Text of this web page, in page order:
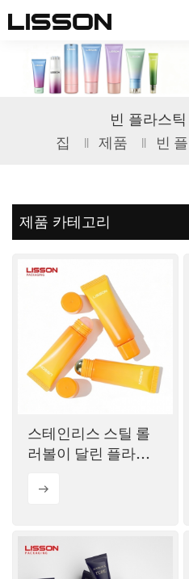
English
français
español
ไทย
빈 플라스
집 제품 빈
제품 카테고리
스테인리스 스틸 롤
러볼이 달린 플라스